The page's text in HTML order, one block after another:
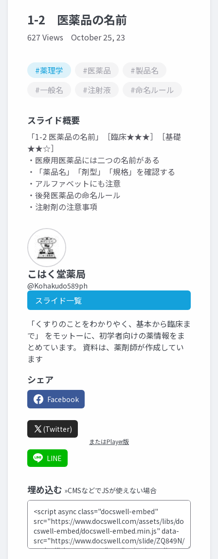
1-2 医薬品の名前
627 Views October 25, 23
#薬理学 #医薬品
#製品名
#一般名
#注射液 #命名ルール
スライド概要
「1-2 医薬品の名前」［臨床★★★］［基礎
★★☆］
・医療用医薬品には二つの名前がある
・「薬品名」「剤型」「規格」を確認する
・アルファベットにも注意
・後発医薬品の命名ルール
・注射剤の注意事項
こはく堂薬局
@Kohakudo589ph
スライド一覧
「くすりのことをわかりやく、基本から臨床ま
で」 をモットーに、初学者向けの薬情報をま
とめています。 資料は、薬剤師が作成してい
ます
シェア
Facebook
(Twitter)
またはPlayer版
LINE
埋め込む »CMSなどでJSが使えない場合